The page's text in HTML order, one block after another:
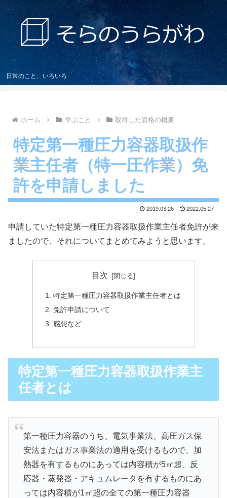
日常のこと、いろいろ
ホーム 学ぶこと 取得した資格の概要
特定第一種圧力容器取扱作
業主任者（特一圧作業）免
許を申請しました
2019.03.26 2022.05.27
申請していた特定第一種圧力容器取扱作業主任者免許が来
ましたので、それについてまとめてみようと思います。
目次
特定第一種圧力容器取扱作業主任者とは
免許申請について
感想など
特定第一種圧力容器取扱作業主
任者とは
第一種圧力容器のうち、電気事業法、高圧ガス保
安法またはガス事業法の適用を受けるもので、加
熱器を有するものにあっては内容積が5㎥超、反
応器・蒸発器・アキュムレータを有するものにあ
っては内容積が1㎥超の全ての第一種圧力容器